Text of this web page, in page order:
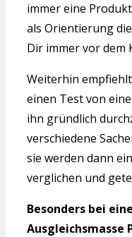
immer eine
als Orientierung
Dir immer vor dem
Weiterhin
einen Test von
ihn gründlich
verschiedene
sie werden dann
verglichen und
Besonders bei
Ausgleichsmasse